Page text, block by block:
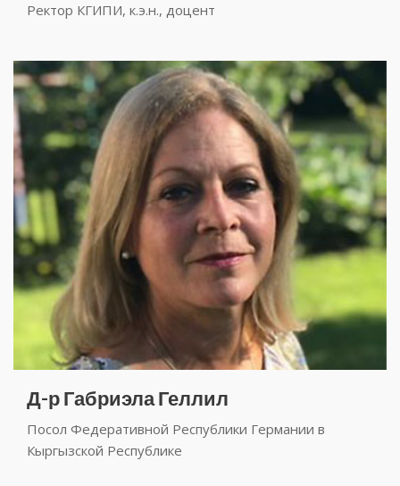
Ректор КГИПИ, к.э.н., доцент
Д-р Габриэла Геллил
Посол Федеративной Республики Германии в
Кыргызской Республике